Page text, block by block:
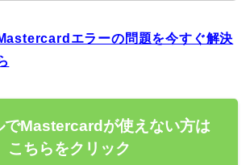
エラーの問題を今すぐ解決
でMastercardが使えない方は
こちらをクリック